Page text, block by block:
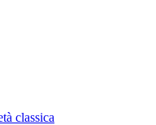
classica